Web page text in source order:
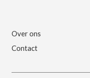
Over ons
Contact